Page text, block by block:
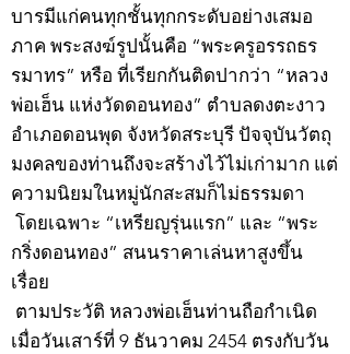
บารมีแก่คนทุกชั้นทุกกระดับอย่างเสมอ
ภาค พระสงฆ์รูปนั้นคือ “พระครูอรรถธร
รมาทร” หรือ ที่เรียกกันติดปากว่า “หลวง
พ่อเฮ็น แห่งวัดดอนทอง” ตำบลดงตะงาว
อำเภอดอนพุด จังหวัดสระบุรี ปัจจุบันวัตถุ
มงคลของท่านถึงจะสร้างไว้ไม่เก่ามาก แต่
ความนิยมในหมู่นักสะสมก็ไม่ธรรมดา
โดยเฉพาะ “เหรียญรุ่นแรก” และ “พระ
กริ่งดอนทอง” สนนราคาเล่นหาสูงขึ้น
เรื่อย
ตามประวัติ หลวงพ่อเฮ็นท่านถือกำเนิด
เมื่อวันเสาร์ที่ 9 ธันวาคม 2454 ตรงกับวัน